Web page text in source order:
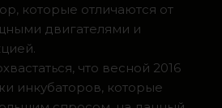
которые отличаются от
двигателями и
что весной 2016
инкубаторов, которые